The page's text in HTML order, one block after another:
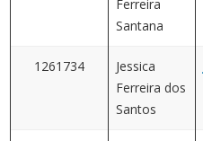
Ferreira
Santana
1261734
Jessica
Ferreira dos
Santos